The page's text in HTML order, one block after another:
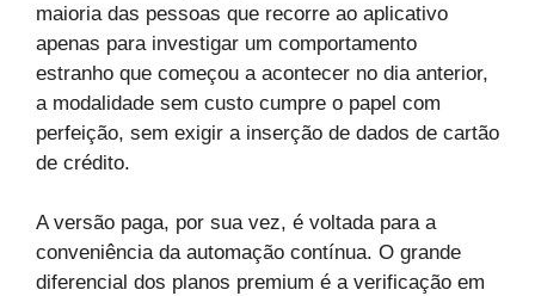
maioria das pessoas que recorre ao aplicativo
apenas para investigar um comportamento
estranho que começou a acontecer no dia anterior,
a modalidade sem custo cumpre o papel com
perfeição, sem exigir a inserção de dados de cartão
de crédito.
A versão paga, por sua vez, é voltada para a
conveniência da automação contínua. O grande
diferencial dos planos premium é a verificação em